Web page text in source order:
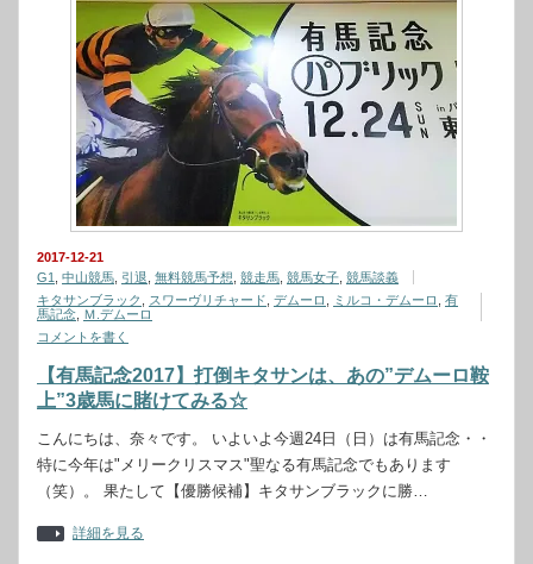
2017-12-21
G1
中山競馬 引退 無料競馬予想 競走馬 競馬女子 競馬談義
キタサンブラック
スワーヴリチャード デムーロ ミルコ・デムーロ
有
馬記念 Ｍ.デムーロ
コメントを書く
【有馬記念2017】打倒キタサンは、あの”デムーロ鞍
上”3歳馬に賭けてみる☆
こんにちは、奈々です。 いよいよ今週24日（日）は有馬記念・・
特に今年は"メリークリスマス"聖なる有馬記念でもあります
（笑）。 果たして【優勝候補】キタサンブラックに勝…
詳細を見る